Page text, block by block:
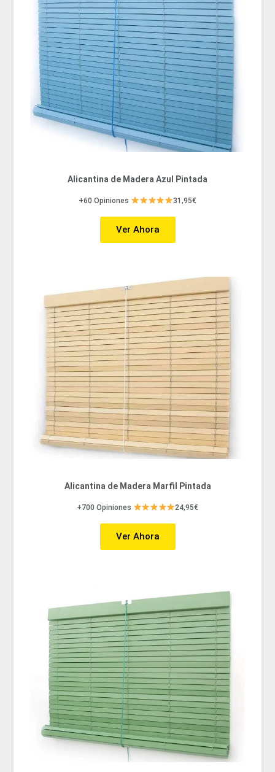
Alicantina de Madera Azul Pintada
+60 Opiniones 31,95€
Ver Ahora
Alicantina de Madera Marfil Pintada
+700 Opiniones 24,95€
Ver Ahora